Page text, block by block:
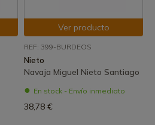
Ver producto
REF: 399-BURDEOS
Nieto
Navaja Miguel Nieto Santiago
En stock - Envío inmediato
38,78 €